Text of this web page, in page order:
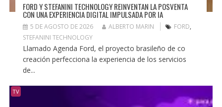
FORD Y STEFANINI TECHNOLOGY REINVENTAN LA POSVENTA
CON UNA EXPERIENCIA DIGITAL IMPULSADA POR IA
5 DE AGOSTO DE 2026 ALBERTO MARIN FORD,
STEFANINI TECHNOLOGY
Llamado Agenda Ford, el proyecto brasileño de co
creación perfecciona la experiencia de los servicios
de...
TV